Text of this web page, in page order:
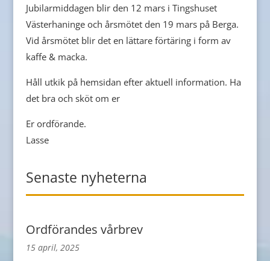
Jubilarmiddagen blir den 12 mars i Tingshuset
Västerhaninge och årsmötet den 19 mars på Berga.
Vid årsmötet blir det en lättare förtäring i form av
kaffe & macka.
Håll utkik på hemsidan efter aktuell information. Ha
det bra och sköt om er
Er ordförande.
Lasse
Senaste nyheterna
Ordförandes vårbrev
15 april, 2025